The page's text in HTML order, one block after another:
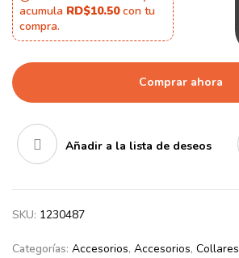
acumula RD$10.50con tu
compra.
Comprar ahora
Añadir a la lista de deseos
SKU: 1230487
Categorías: Accesorios, Accesorios, Collares